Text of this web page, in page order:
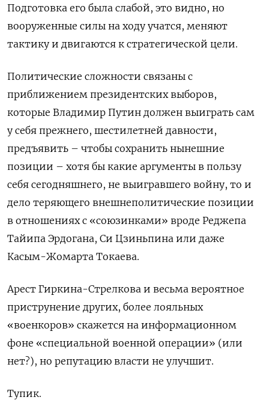
Подготовка его была слабой, это видно, но
вооруженные силы на ходу учатся, меняют
тактику и двигаются к стратегической цели.
Политические сложности связаны с
приближением президентских выборов,
которые Владимир Путин должен выиграть сам
у себя прежнего, шестилетней давности,
предъявить – чтобы сохранить нынешние
позиции – хотя бы какие аргументы в пользу
себя сегодняшнего, не выигравшего войну, то и
дело теряющего внешнеполитические позиции
в отношениях с «союзинками» вроде Реджепа
Тайипа Эрдогана, Си Цзиньпина или даже
Касым-Жомарта Токаева.
Арест Гиркина-Стрелкова и весьма вероятное
приструнение других, более лояльных
«военкоров» скажется на информационном
фоне «специальной военной операции» (или
нет?), но репутацию власти не улучшит.
Тупик.